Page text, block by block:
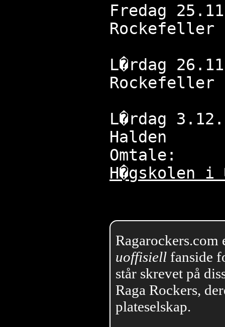
Fredag
Rockefeller
L�rdag
Rockefeller
L�rdag
Halden
Omtale:
H�gskolen
Ragarockers.com
uoffisiell fanside
står skrevet på
Raga Rockers,
plateselskap.